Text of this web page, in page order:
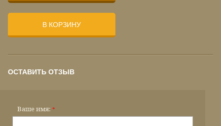
В КОРЗИНУ
ОСТАВИТЬ ОТЗЫВ
Ваше имя: *